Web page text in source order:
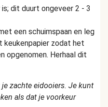
dit duurt ongeveer 2 - 3
een schuimspaan en leg
keukenpapier zodat het
opgenomen. Herhaal dit
zachte eidooiers. Je kunt
als dat je voorkeur